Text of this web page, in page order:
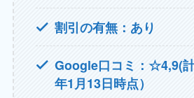
割引の有無：あり
Google口コミ：☆4,9(
年1月13日時点）